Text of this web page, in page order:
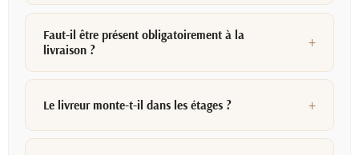
Faut-il être présent obligatoirement à la
livraison ?
Le livreur monte-t-il dans les étages ?